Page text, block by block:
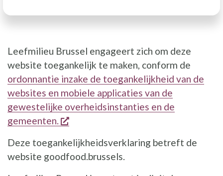
Leefmilieu Brussel engageert zich om deze
website toegankelijk te maken, conform de
ordonnantie inzake de toegankelijkheid van de
websites en mobiele applicaties van de
gewestelijke overheidsinstanties en de
gemeenten.
opent een nieuw venster
Deze toegankelijkheidsverklaring betreft de
website goodfood.brussels.